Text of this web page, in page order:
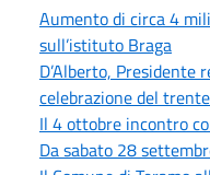
Aumento di circa 4
sull’istituto Braga
D’Alberto, Presidente
celebrazione del
Il 4 ottobre incontro
Da sabato 28